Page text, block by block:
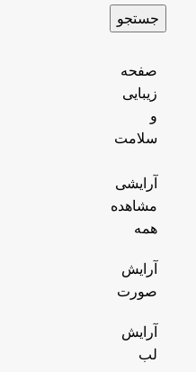
جستجو
صفحه
زیبایی
و
سلامت
آرایشی
مشاهده
همه
آرایش
صورت
آرایش
لب